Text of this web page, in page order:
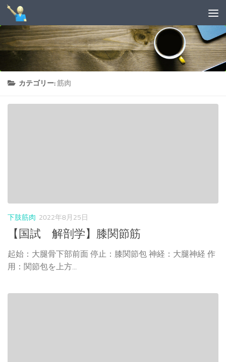
コンテンツへスキップ
カテゴリー:筋肉
下肢筋肉 2022年8月25日
【国試 解剖学】膝関節筋
起始：大腿骨下部前面 停止：膝関節包 神経：大腿神経 作
用：関節包を上方...